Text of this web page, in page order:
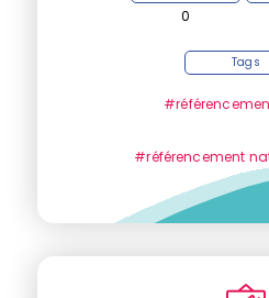
0
Tags
#référencement